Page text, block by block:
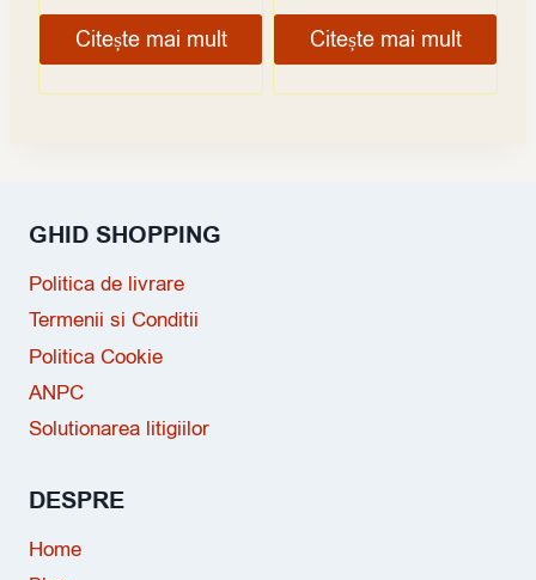
Citește mai mult Citește mai mult
GHID SHOPPING
Politica de livrare
Termenii si Conditii
Politica Cookie
ANPC
Solutionarea litigiilor
DESPRE
Home